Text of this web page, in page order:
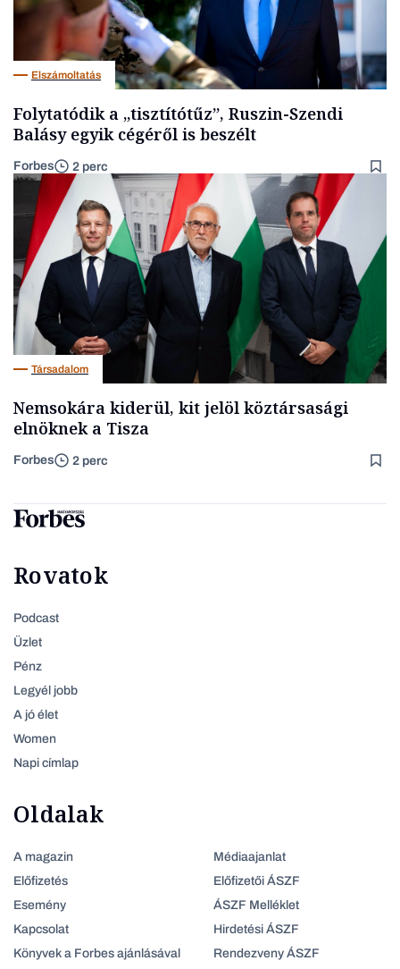
Elszámoltatás
Folytatódik a „tisztítótűz”, Ruszin-Szendi
Balásy egyik cégéről is beszélt
Forbes 2 perc
Társadalom
Nemsokára kiderül, kit jelöl köztársasági
elnöknek a Tisza
Forbes 2 perc
Rovatok
Podcast
Üzlet
Pénz
Legyél jobb
A jó élet
Women
Napi címlap
Oldalak
A magazin
Előfizetés
Esemény
Kapcsolat
Könyvek a Forbes ajánlásával
Médiaajanlat
Előfizetői ÁSZF
ÁSZF Melléklet
Hirdetési ÁSZF
Rendezveny ÁSZF